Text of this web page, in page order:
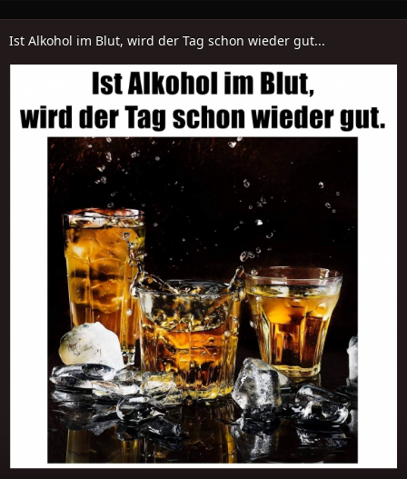
Ist Alkohol im Blut, wird der Tag schon wieder gut...